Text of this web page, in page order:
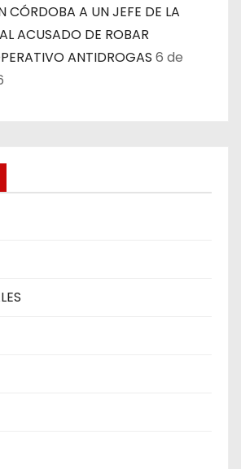
CÓRDOBA A UN JEFE DE LA
ACUSADO DE ROBAR
ANTIDROGAS 6 de